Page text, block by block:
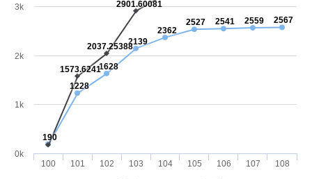
190
1228
1628
2139
2362
2527 2541 2559 2567
1573.6241
2037.25388
2901.60081
100 101 102 103 104 105 106 107 108
0k
1k
2k
3k